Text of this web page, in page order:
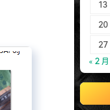
27
« 2 月